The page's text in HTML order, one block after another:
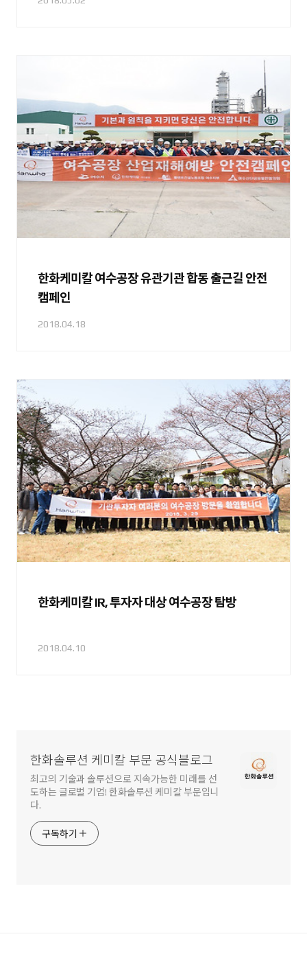
한화케미칼 여수공장 유관기관 합동 출근길 안전
캠페인
2018.04.18
한화케미칼 IR, 투자자 대상 여수공장 탐방
2018.04.10
한화솔루션 케미칼 부문 공식블로그
최고의 기술과 솔루션으로 지속가능한 미래를 선
도하는 글로벌 기업! 한화솔루션 케미칼 부문입니
다.
구독하기